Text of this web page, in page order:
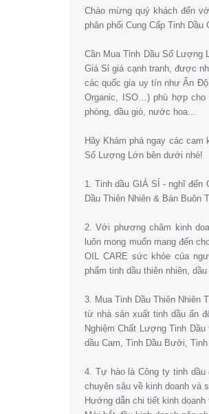
Chào mừng quý khách đến
phân phối Cung Cấp Tinh Dầu
Cần Mua Tinh Dầu Số Lượng
Giá Sỉ giá cạnh tranh, được
các quốc gia uy tín như Ấn
Organic, ISO…) phù hợp
phòng, dầu gió, nước hoa…
Hãy Khám phá ngay các
Số Lượng Lớn bên dưới nhé!
1. Tinh dầu GIÁ SỈ - nghĩ đến
Dầu Thiên Nhiên & Bán Buôn
2. Với phương châm kinh
luôn mong muốn mang đến
OIL CARE sức khỏe của
phẩm tinh dầu thiên nhiên,
3. Mua Tinh Dầu Thiên Nhiên
từ nhà sản xuất tinh dầu ấn
Nghiệm Chất Lượng Tinh
dầu Cam, Tinh Dầu Bưởi, Tinh
4. Tự hào là Công ty tinh dầu
chuyên sâu về kinh doanh và
Hướng dẫn chi tiết kinh